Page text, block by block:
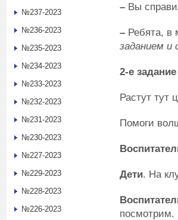
– Вы
– Ребята, в
заданием
2-е
Растут тут
Помоги
Дети. На
посмотрим.
№237-2023
№236-2023
№235-2023
№234-2023
№233-2023
№232-2023
№231-2023
№230-2023
№227-2023
№229-2023
№228-2023
№226-2023